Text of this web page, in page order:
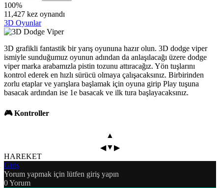
100%
11,427 kez oynandı
3D Oyunlar
3D grafikli fantastik bir yarış oyununa hazır olun. 3D dodge viper
ismiyle sunduğumuz oyunun adından da anlaşılacağı üzere dodge
viper marka arabamızla pistin tozunu attıracağız. Yön tuşlarını
kontrol ederek en hızlı sürücü olmaya çalışacaksınız. Birbirinden
zorlu etaplar ve yarışlara başlamak için oyuna girip Play tuşuna
basacak ardından ise 1e basacak ve ilk tura başlayacaksınız.
🎮 Kontroller
▲
◀▼▶
HAREKET
Giriş
Yorum yapmak için lütfen giriş yapın
0Yorum